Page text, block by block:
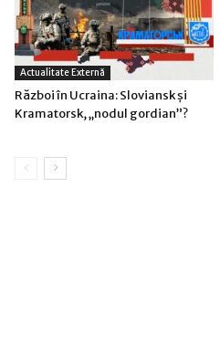
Actualitate Externă
Război în Ucraina: Sloviansk şi
Kramatorsk, „nodul gordian”?